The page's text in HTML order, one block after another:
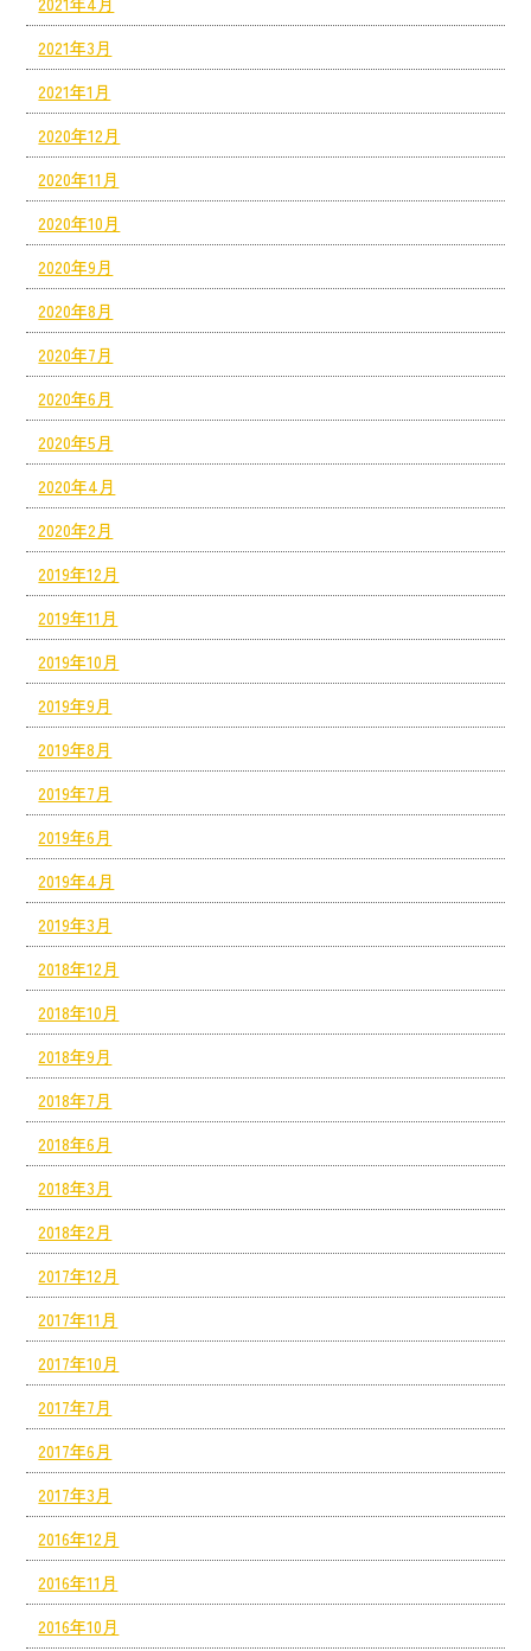
2021年3月
2021年1月
2020年12月
2020年11月
2020年10月
2020年9月
2020年8月
2020年7月
2020年6月
2020年5月
2020年4月
2020年2月
2019年12月
2019年11月
2019年10月
2019年9月
2019年8月
2019年7月
2019年6月
2019年4月
2019年3月
2018年12月
2018年10月
2018年9月
2018年7月
2018年6月
2018年3月
2018年2月
2017年12月
2017年11月
2017年10月
2017年7月
2017年6月
2017年3月
2016年12月
2016年11月
2016年10月